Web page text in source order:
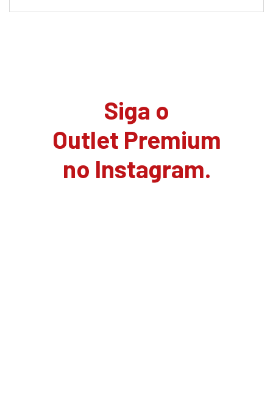
Siga o
Outlet Premium
no Instagram.